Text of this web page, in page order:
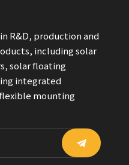
R&D, production and
including solar
solar floating
integrated
mounting